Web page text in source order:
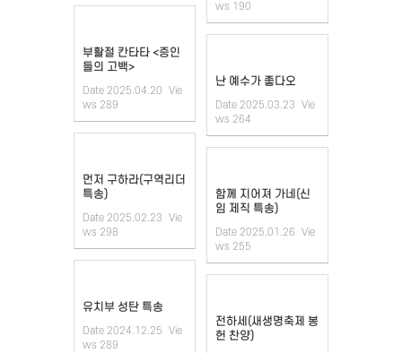
ws 190
부활절 칸타타 <증인
들의 고백>
Date 2025.04.20
Vie
ws 289
난 예수가 좋다오
Date 2025.03.23
Vie
ws 264
먼저 구하라(구역리더
특송)
Date 2025.02.23
Vie
ws 298
함께 지어져 가네(신
임 제직 특송)
Date 2025.01.26
Vie
ws 255
유치부 성탄 특송
Date 2024.12.25
Vie
ws 289
전하세(새생명축제 봉
헌 찬양)